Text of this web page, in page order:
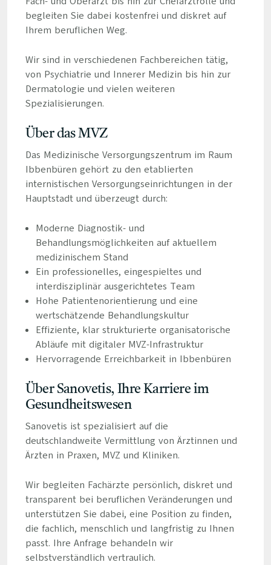
begleiten Sie dabei kostenfrei und diskret auf
Ihrem beruflichen Weg.
Wir sind in verschiedenen Fachbereichen tätig,
von Psychiatrie und Innerer Medizin bis hin zur
Dermatologie und vielen weiteren
Spezialisierungen.
Über das MVZ
Das Medizinische Versorgungszentrum im Raum
Ibbenbüren gehört zu den etablierten
internistischen Versorgungseinrichtungen in der
Hauptstadt und überzeugt durch:
Moderne Diagnostik- und
Behandlungsmöglichkeiten auf aktuellem
medizinischem Stand
Ein professionelles, eingespieltes und
interdisziplinär ausgerichtetes Team
Hohe Patientenorientierung und eine
wertschätzende Behandlungskultur
Effiziente, klar strukturierte organisatorische
Abläufe mit digitaler MVZ-Infrastruktur
Hervorragende Erreichbarkeit in Ibbenbüren
Über Sanovetis, Ihre Karriere im
Gesundheitswesen
Sanovetis ist spezialisiert auf die
deutschlandweite Vermittlung von Ärztinnen und
Ärzten in Praxen, MVZ und Kliniken.
Wir begleiten Fachärzte persönlich, diskret und
transparent bei beruflichen Veränderungen und
unterstützen Sie dabei, eine Position zu finden,
die fachlich, menschlich und langfristig zu Ihnen
passt. Ihre Anfrage behandeln wir
selbstverständlich vertraulich.